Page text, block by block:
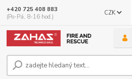
CZK
+420 725 408 883
(Po-Pá, 8-16 hod.)